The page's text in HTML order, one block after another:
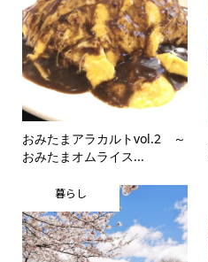
おみたまアラカルトvol.2 ～
おみたまオムライス...
暮らし